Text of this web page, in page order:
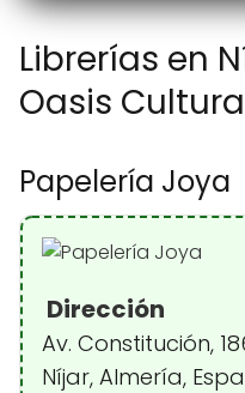
Librerías en
Oasis
Papelería Joya
Dirección
Av. Constitución,
Níjar, Almería,